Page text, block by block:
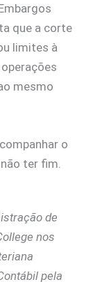
que a corte
limites à
mesmo
o
ter fim.
de
nos
pela